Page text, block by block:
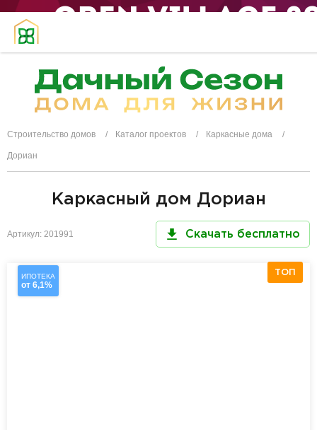
Строительство домов Каталог проектов Каркасные дома
Дориан
Каркасный дом Дориан
Артикул: 201991 Скачать бесплатно
ИПОТЕКА
от 6,1%
ТОП